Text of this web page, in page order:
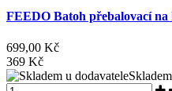
FEEDO Batoh přebalovací
699,00 Kč
369 Kč